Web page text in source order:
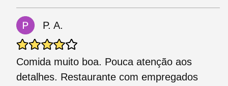
P. A.
Comida muito boa. Pouca atenção aos
detalhes. Restaurante com empregados